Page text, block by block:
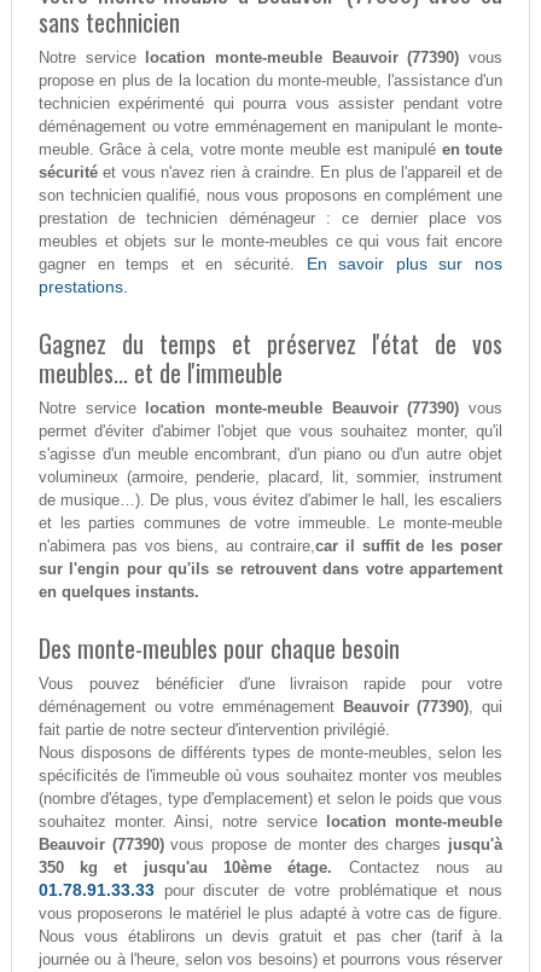
sans technicien
Notre service location monte-meuble Beauvoir (77390) vous
propose en plus de la location du monte-meuble, l'assistance d'un
technicien expérimenté qui pourra vous assister pendant votre
déménagement ou votre emménagement en manipulant le monte-
meuble. Grâce à cela, votre monte meuble est manipulé en toute
sécuritéet vous n'avez rien à craindre. En plus de l'appareil et de
son technicien qualifié, nous vous proposons en complément une
prestation de technicien déménageur : ce dernier place vos
meubles et objets sur le monte-meubles ce qui vous fait encore
gagner en temps et en sécurité. En savoir plus sur nos
prestations.
Gagnez du temps et préservez l'état de vos
meubles... et de l'immeuble
Notre service location monte-meuble Beauvoir (77390) vous
permet d'éviter d'abimer l'objet que vous souhaitez monter, qu'il
s'agisse d'un meuble encombrant, d'un piano ou d'un autre objet
volumineux (armoire, penderie, placard, lit, sommier, instrument
de musique…). De plus, vous évitez d'abimer le hall, les escaliers
et les parties communes de votre immeuble. Le monte-meuble
n'abimera pas vos biens, au contraire,car il suffit de les poser
sur l'engin pour qu'ils se retrouvent dans votre appartement
en quelques instants.
Des monte-meubles pour chaque besoin
Vous pouvez bénéficier d'une livraison rapide pour votre
déménagement ou votre emménagement Beauvoir (77390), qui
fait partie de notre secteur d'intervention privilégié.
Nous disposons de différents types de monte-meubles, selon les
spécificités de l'immeuble où vous souhaitez monter vos meubles
(nombre d'étages, type d'emplacement) et selon le poids que vous
souhaitez monter. Ainsi, notre service
location monte-meuble
Beauvoir (77390)vous propose de monter des charges jusqu'à
350 kg et jusqu'au 10ème étage. Contactez nous au
01.78.91.33.33pour discuter de votre problématique et nous
vous proposerons le matériel le plus adapté à votre cas de figure.
Nous vous établirons un devis gratuit et pas cher (tarif à la
journée ou à l'heure, selon vos besoins) et pourrons vous réserver